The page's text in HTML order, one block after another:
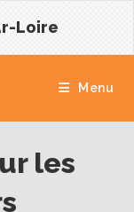
Loire
Menu
les